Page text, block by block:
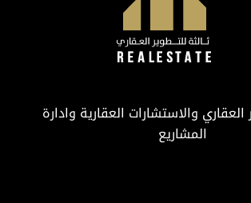
العقاري والاستشارات العقارية وادارة
المشاريع